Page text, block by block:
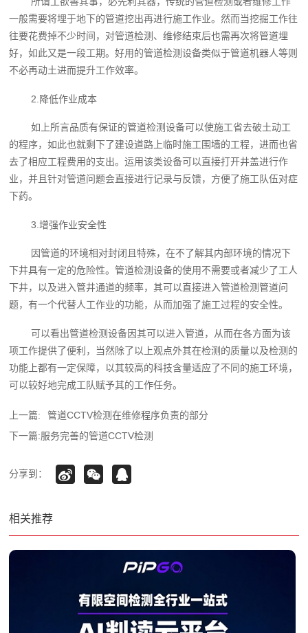
一般需要将埋于地下的管道挖出再进行施工作业。然而当挖掘工作往
往要花费掉不少时间，对管道检测、维修结束后也需再次将管道埋
好，如此又是一段工期。好用的管道检测设备类似于管道机器人等则
不必再动土进而提升工作效率。
2.降低作业成本
如上所言品质有保证的管道检测设备可以使施工省去破土动工
的程序，如此也就剩下了建设道路上临时施工围墙的工程，进而也省
去了相应工程费用的支出。运用该类设备可以直接打开井盖进行作
业，并且针对管道问题会直接进行记录与反馈，方便了施工队伍对症
下药。
3.增强作业安全性
因管道的环境相对封闭且特殊，在不了解其内部环境的情况下
下井具有一定的危险性。管道检测设备的使用不需要或者减少了工人
下井，以及进入管井通道的频率，其可以直接进入管道检测管道问
题，有一个代替人工作业的功能，从而加强了施工过程的安全性。
可以看出管道检测设备因其可以进入管道，从而在各方面为该
项工作提供了便利，当然除了以上观点外其在检测的质量以及检测的
功能上都有一定保障，以其较高的科技含量适应了不同的施工环境，
可以较好地完成工队赋予其的工作任务。
上一篇:
管道CCTV检测在维修程序负责的部分
下一篇:服务完善的管道CCTV检测
分享到：
相关推荐